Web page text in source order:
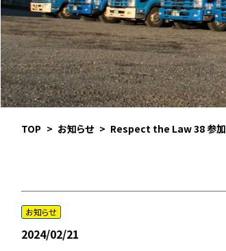
環境への取り組み
安全への取り組み
職場での取り組み
SDGsの取り組み
TOP お知らせ Respect the Law 38 参加
お知らせ
2024/02/21